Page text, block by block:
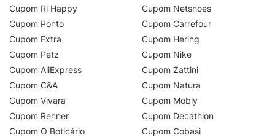
Cupom Ri Happy
Cupom Ponto
Cupom Extra
Cupom Petz
Cupom AliExpress
Cupom C&A
Cupom Vivara
Cupom Renner
Cupom O Boticário
Cupom Netshoes
Cupom Carrefour
Cupom Hering
Cupom Nike
Cupom Zattini
Cupom Natura
Cupom Mobly
Cupom Decathlon
Cupom Cobasi